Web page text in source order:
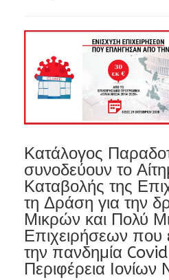
Κατάλογος
συνοδεύουν το
Καταβολής της
τη Δράση για την
Μικρών και Πολύ
Επιχειρήσεων
την πανδημία
Περιφέρεια